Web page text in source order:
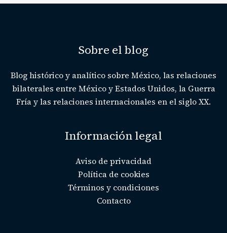
Sobre el blog
Blog histórico y analítico sobre México, las relaciones
bilaterales entre México y Estados Unidos, la Guerra
Fría y las relaciones internacionales en el siglo XX.
Información legal
Aviso de privacidad
Política de cookies
Términos y condiciones
Contacto